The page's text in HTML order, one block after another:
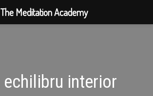
echilibru interior
The Meditation Academy